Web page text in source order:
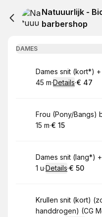
Natuuurlijk -
barbershop
DAMES
Boek
Dames snit (kort*)
.Duur:
45 m·Details·
.Prijs:
€ 47
Boek
Frou (Pony/Bangs)
.Duur :
15 m·
.Prijs:
€ 15
Boek
Dames snit (lang*)
. Duur:
1 u·Details·
.Prijs:
€ 50
Boek
Krullen snit (kort)
handdrogen) (CG